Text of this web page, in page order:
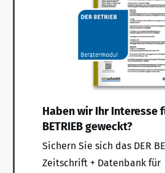
Haben wir Ihr Interesse
BETRIEB geweckt?
Sichern Sie sich das DER
Zeitschrift + Datenbank für